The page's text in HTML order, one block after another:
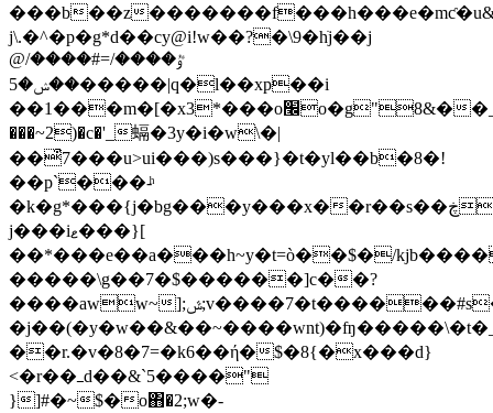
���b��z
j\.�^�p�g*d��cy@i!w��?�\9�hֹj��j
@ٷ����/=#����/
��ݾ�5�����|q�l��xp��i
��1���m�[�x3*���o׬o�g"8&��_�#������ei��g������gz�o���\�z�'�չ�]z_.�r�
���~2)�c�'_螎�3y�i�w\�|
��͒7���u>ui���)s���}�t�yl��b�8�!
��p`���-ͪ
�k�g*���{j�bg���y���x��r��s��ڿ����~��xس��
j���iޱ���}[
��*���e��a���h~y�t=ò��$�/
�����\g��7�$������]c��?
����aww~];ݜ;v����7�t������#s��
��r.�v�8�7=�k6��ή�$�8{�x���d}
<�r��ߺd��&`5����"
}]#�~$�o΋�2;w�­